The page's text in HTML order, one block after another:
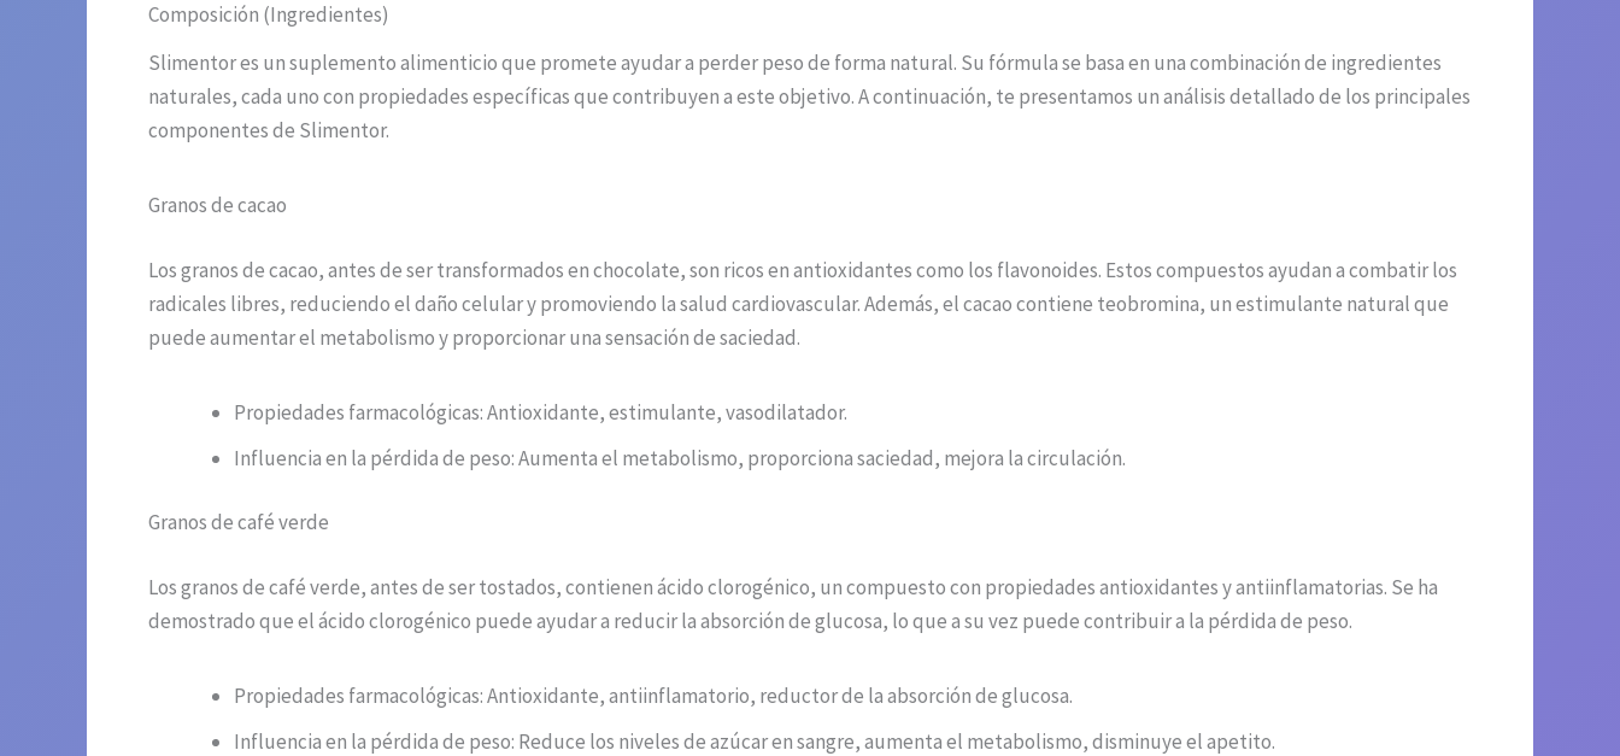
Composición (Ingredientes)
Slimentor es un suplemento alimenticio que promete ayudar a perder peso de forma natural. Su fórmula se basa en una combinación de ingredientes
naturales, cada uno con propiedades específicas que contribuyen a este objetivo. A continuación, te presentamos un análisis detallado de los principales
componentes de Slimentor.
Granos de cacao
Los granos de cacao, antes de ser transformados en chocolate, son ricos en antioxidantes como los flavonoides. Estos compuestos ayudan a combatir los
radicales libres, reduciendo el daño celular y promoviendo la salud cardiovascular. Además, el cacao contiene teobromina, un estimulante natural que
puede aumentar el metabolismo y proporcionar una sensación de saciedad.
Propiedades farmacológicas: Antioxidante, estimulante, vasodilatador.
Influencia en la pérdida de peso: Aumenta el metabolismo, proporciona saciedad, mejora la circulación.
Granos de café verde
Los granos de café verde, antes de ser tostados, contienen ácido clorogénico, un compuesto con propiedades antioxidantes y antiinflamatorias. Se ha
demostrado que el ácido clorogénico puede ayudar a reducir la absorción de glucosa, lo que a su vez puede contribuir a la pérdida de peso.
Propiedades farmacológicas: Antioxidante, antiinflamatorio, reductor de la absorción de glucosa.
Influencia en la pérdida de peso: Reduce los niveles de azúcar en sangre, aumenta el metabolismo, disminuye el apetito.